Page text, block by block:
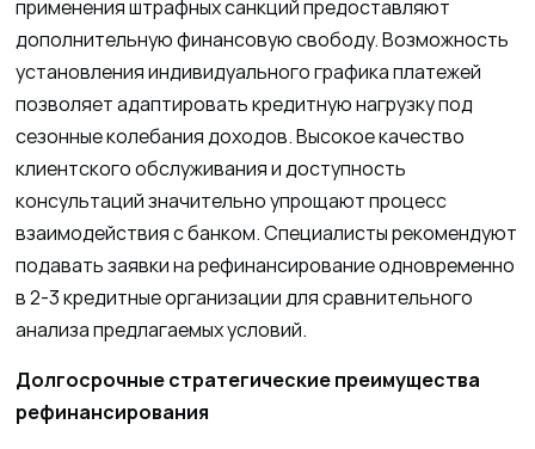
применения штрафных санкций предоставляют
дополнительную финансовую свободу. Возможность
установления индивидуального графика платежей
позволяет адаптировать кредитную нагрузку под
сезонные колебания доходов. Высокое качество
клиентского обслуживания и доступность
консультаций значительно упрощают процесс
взаимодействия с банком. Специалисты рекомендуют
подавать заявки на рефинансирование одновременно
в 2-3 кредитные организации для сравнительного
анализа предлагаемых условий.
Долгосрочные стратегические преимущества
рефинансирования